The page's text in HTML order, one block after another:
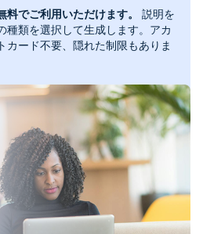
でご利用いただけます。
‎ 説明を
種類を選択して生成します。アカ
カード不要、隠れた制限もありま